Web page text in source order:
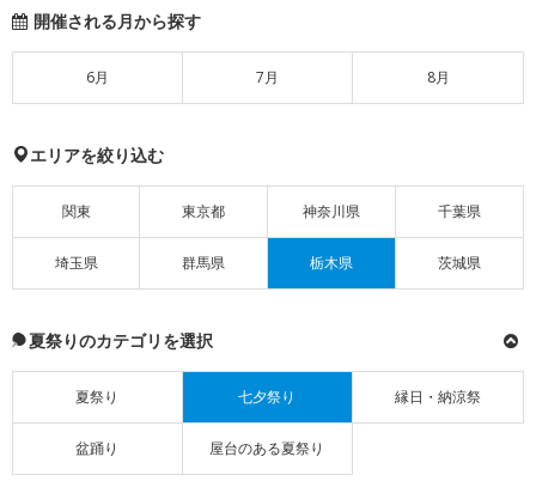
開催される月から探す
6月 7月 8月
エリアを絞り込む
関東 東京都 神奈川県 千葉県
埼玉県 群馬県 栃木県 茨城県
夏祭りのカテゴリを選択
夏祭り 七夕祭り 縁日・納涼祭
盆踊り 屋台のある夏祭り